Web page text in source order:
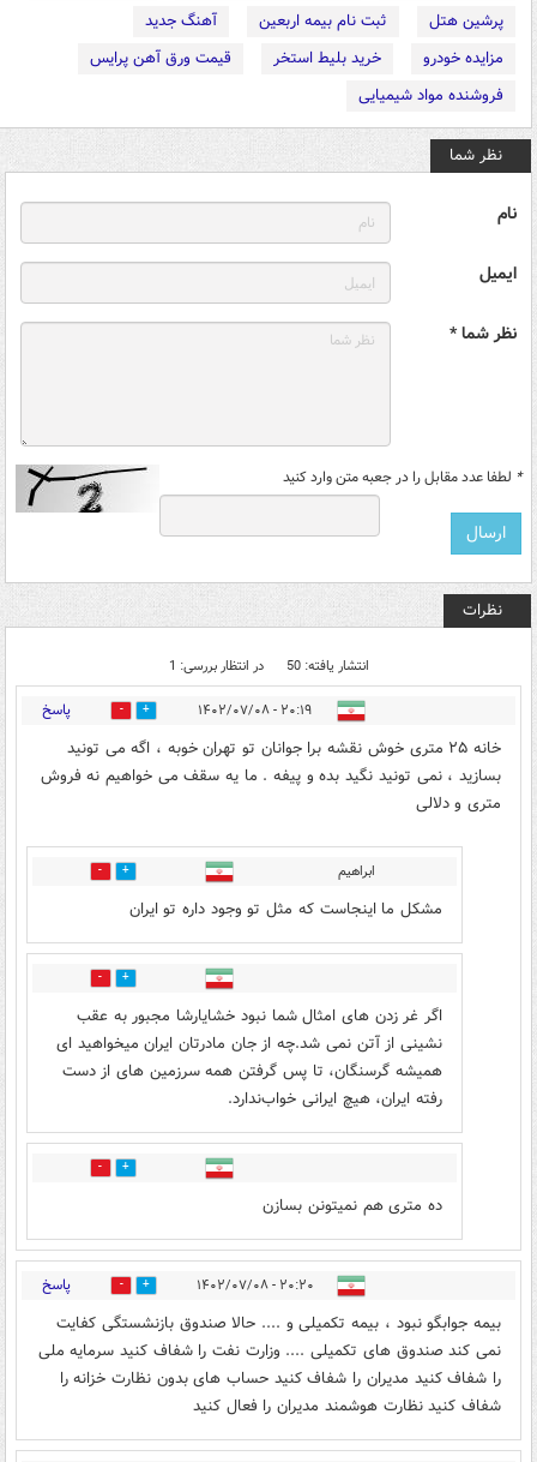
پرشین هتل
ثبت نام بیمه اربعین
آهنگ جدید
مزایده خودرو
خرید بلیط استخر
قیمت ورق آهن پرایس
فروشنده مواد شیمیایی
نظر شما
نام
ایمیل
نظر شما *
* لطفا عدد مقابل را در جعبه متن وارد کنید
نظرات
انتشار یافته: 50 در انتظار بررسی: 1
۲۰:۱۹ - ۱۴۰۲/۰۷/۰۸ 24 پاسخ
خانه ۲۵ متری خوش نقشه برا جوانان تو تهران خوبه ، اگه می تونید
بسازید ، نمی تونید نگید بده و پیفه . ما یه سقف می خواهیم نه فروش
متری و دلالی
ابراهیم 26
مشکل ما اینجاست که مثل تو وجود داره تو ایران
1
اگر غر زدن های امثال شما نبود خشایارشا مجبور به عقب
نشینی از آتن نمی شد.چه از جان مادرتان ایران میخواهید ای
همیشه گرسنگان، تا پس گرفتن همه سرزمین های از دست
رفته ایران، هیچ ایرانی خواب‌ندارد.
10
ده متری هم نمیتونن بسازن
۲۰:۲۰ - ۱۴۰۲/۰۷/۰۸ 13 پاسخ
بیمه جوابگو نبود ، بیمه تکمیلی و .... حالا صندوق بازنشستگی کفایت
نمی کند صندوق های تکمیلی .... وزارت نفت را شفاف کنید سرمایه ملی
را شفاف کنید مدیران را شفاف کنید حساب های بدون نظارت خزانه را
شفاف کنید نظارت هوشمند مدیران را فعال کنید